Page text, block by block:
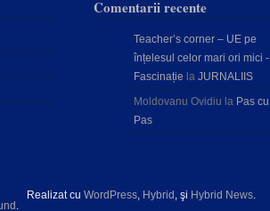
Comentarii recente
Teacher’s corner – UE pe
înțelesul celor mari ori mici -
Fascinație la JURNALIIS
Moldovanu Ovidiu la Pas cu
Pas
.
Realizat cu WordPress, Hybrid , şi Hybrid News.